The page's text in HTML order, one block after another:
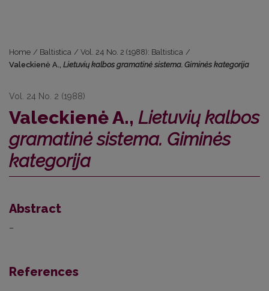
Home / Baltistica / Vol. 24 No. 2 (1988): Baltistica /
Valeckienė A., Lietuvių kalbos gramatinė sistema. Giminės kategorija
Vol. 24 No. 2 (1988)
Valeckienė A., Lietuvių kalbos
gramatinė sistema. Giminės
kategorija
Abstract
–
References